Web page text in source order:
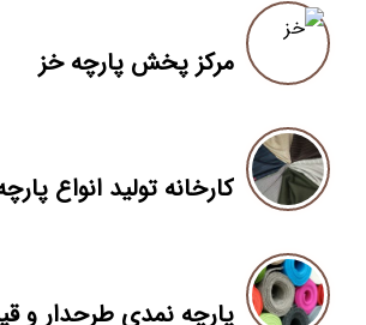
مرکز پخش پارچه خز